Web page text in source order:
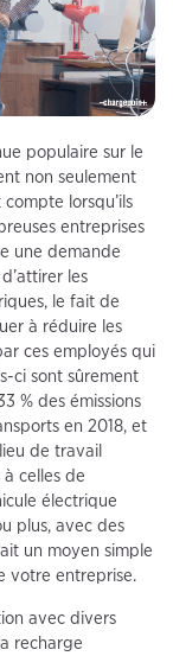
populaire sur le
non seulement
lorsqu’ils
entreprises
une demande
les
le fait de
à réduire les
ces employés qui
ci sont sûrement
% des émissions
en 2018, et
de travail
celles de
électrique
plus, avec des
un moyen simple
votre entreprise.
avec divers
recharge